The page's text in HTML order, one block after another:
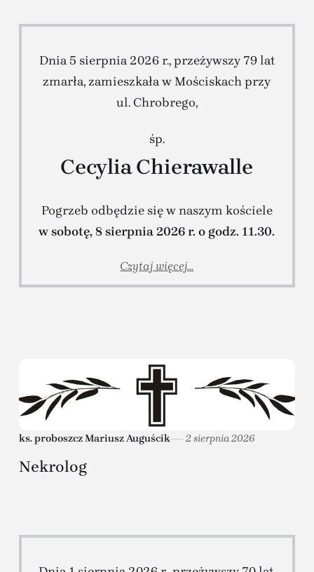
Dnia 5 sierpnia 2026 r., przeżywszy 79 lat
zmarła, zamieszkała w Mościskach przy
ul. Chrobrego,
śp.
Cecylia Chierawalle
Pogrzeb odbędzie się w naszym kościele
w sobotę, 8 sierpnia 2026 r. o godz. 11.30.
Czytaj więcej...
ks. proboszcz Mariusz Auguścik 2 sierpnia 2026
Nekrolog